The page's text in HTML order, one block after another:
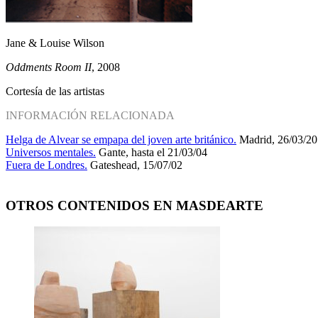
Jane & Louise Wilson
Oddments Room II, 2008
Cortesía de las artistas
INFORMACIÓN RELACIONADA
Helga de Alvear se empapa del joven arte británico. Madrid, 26/03/
Universos mentales. Gante, hasta el 21/03/04
Fuera de Londres. Gateshead, 15/07/02
OTROS CONTENIDOS EN MASDEARTE